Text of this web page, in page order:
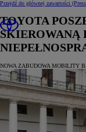
Przejdź do głównej zawartości
TOYOTA
SKIEROWANĄ
NOWA ZABUDOWA MOBILITY